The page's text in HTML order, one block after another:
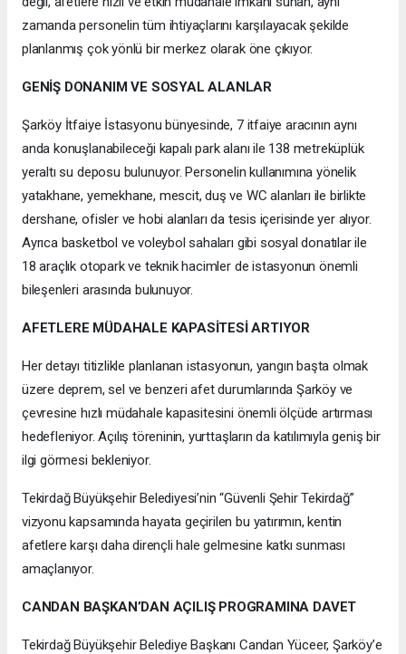
zamanda personelin tüm ihtiyaçlarını karşılayacak şekilde
planlanmış çok yönlü bir merkez olarak öne çıkıyor.
GENİŞ DONANIM VE SOSYAL ALANLAR
Şarköy İtfaiye İstasyonu bünyesinde, 7 itfaiye aracının aynı
anda konuşlanabileceği kapalı park alanı ile 138 metreküplük
yeraltı su deposu bulunuyor. Personelin kullanımına yönelik
yatakhane, yemekhane, mescit, duş ve WC alanları ile birlikte
dershane, ofisler ve hobi alanları da tesis içerisinde yer alıyor.
Ayrıca basketbol ve voleybol sahaları gibi sosyal donatılar ile
18 araçlık otopark ve teknik hacimler de istasyonun önemli
bileşenleri arasında bulunuyor.
AFETLERE MÜDAHALE KAPASİTESİ ARTIYOR
Her detayı titizlikle planlanan istasyonun, yangın başta olmak
üzere deprem, sel ve benzeri afet durumlarında Şarköy ve
çevresine hızlı müdahale kapasitesini önemli ölçüde artırması
hedefleniyor. Açılış töreninin, yurttaşların da katılımıyla geniş bir
ilgi görmesi bekleniyor.
Tekirdağ Büyükşehir Belediyesi’nin “Güvenli Şehir Tekirdağ”
vizyonu kapsamında hayata geçirilen bu yatırımın, kentin
afetlere karşı daha dirençli hale gelmesine katkı sunması
amaçlanıyor.
CANDAN BAŞKAN’DAN AÇILIŞ PROGRAMINA DAVET
Tekirdağ Büyükşehir Belediye Başkanı Candan Yüceer, Şarköy’e